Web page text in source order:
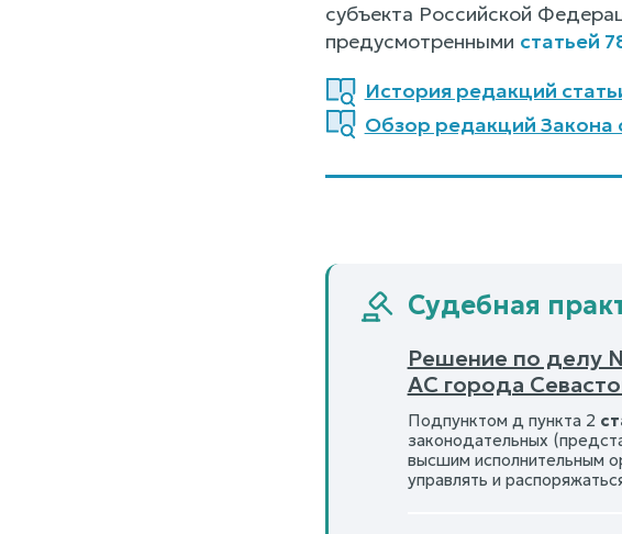
субъекта Российской
предусмотренными статьей
История редакций
Обзор редакций Закона
Судебная
Решение по делу
АС города
Подпунктом д пункта 2
законодательных
высшим исполнительным
управлять и